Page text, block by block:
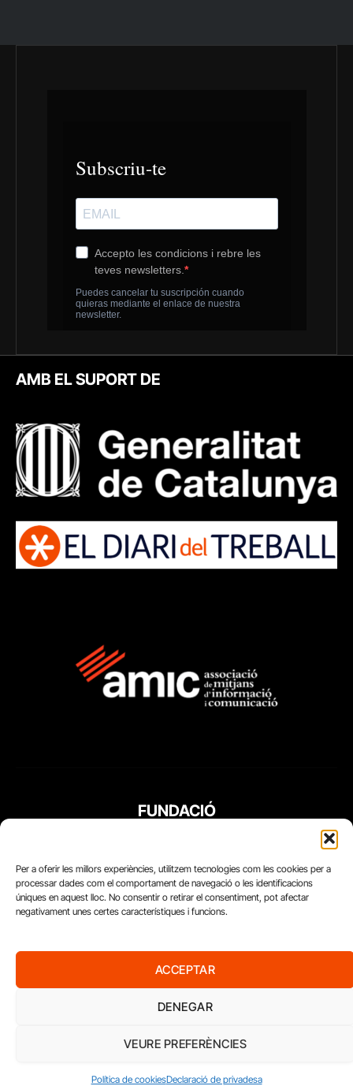
Per a oferir les millors experiències, utilitzem tecnologies com les cookies per a
processar dades com el comportament de navegació o les identificacions
úniques en aquest lloc. No consentir o retirar el consentiment, pot afectar
negativament unes certes característiques i funcions.
ACCEPTAR
DENEGAR
VEURE PREFERÈNCIES
Política de cookiesDeclaració de privadesa
AMB EL SUPORT DE
FUNDACIÓ